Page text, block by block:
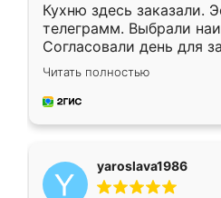
Кухню здесь заказали.
телеграмм. Выбрали
Согласовали день для
недели кухня была уже
довольны работой.
мебель за качественную
Читать полностью
yaroslava1986